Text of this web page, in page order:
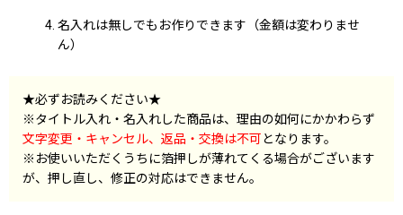
名入れは無しでもお作りできます（金額は変わりませ
ん）
★必ずお読みください★
※タイトル入れ・名入れした商品は、理由の如何にかかわらず
文字変更・キャンセル、返品・交換は不可となります。
※お使いいただくうちに箔押しが薄れてくる場合がございます
が、押し直し、修正の対応はできません。